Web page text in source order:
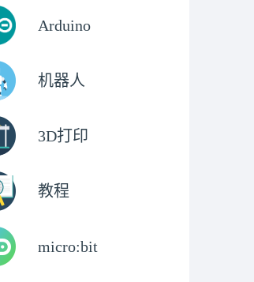
Arduino
机器人
3D打印
教程
micro:bit